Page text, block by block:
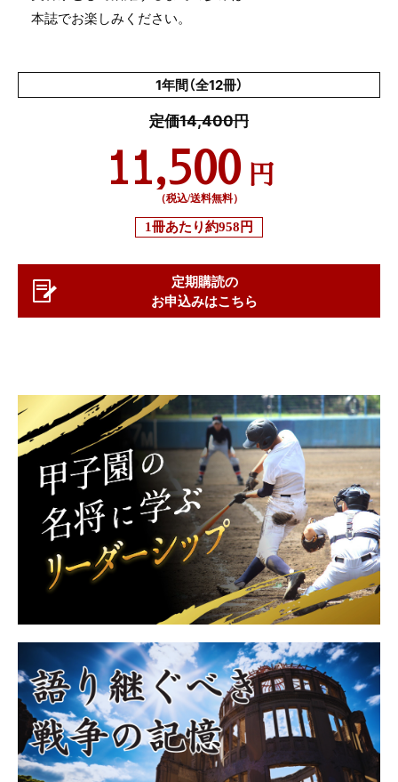
本誌でお楽しみください。
1年間（全12冊）
定価14,400円
11,500 円
（税込/送料無料）
1冊あたり約958円
定期購読の
お申込みはこちら